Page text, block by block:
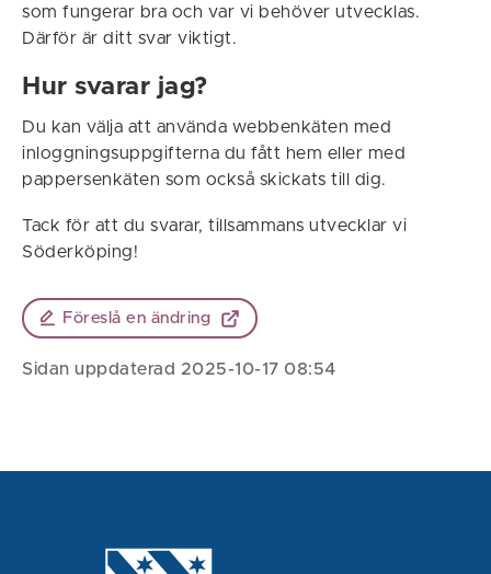
som fungerar bra och var vi behöver utvecklas.
Därför är ditt svar viktigt.
Hur svarar jag?
Du kan välja att använda webbenkäten med
inloggningsuppgifterna du fått hem eller med
pappersenkäten som också skickats till dig.
Tack för att du svarar, tillsammans utvecklar vi
Söderköping!
Föreslå en ändring
Sidan uppdaterad 2025-10-17 08:54